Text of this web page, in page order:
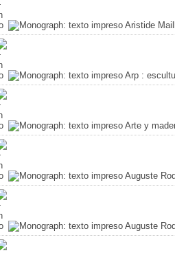
Aristide
Arp :
Arte y
Auguste
Auguste